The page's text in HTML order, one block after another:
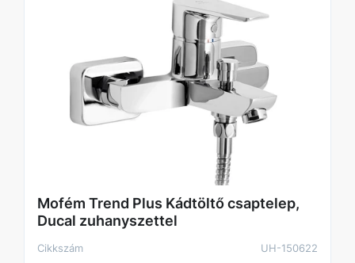
Mofém Trend Plus Kádtöltő csaptelep,
Ducal zuhanyszettel
Cikkszám
UH-150622